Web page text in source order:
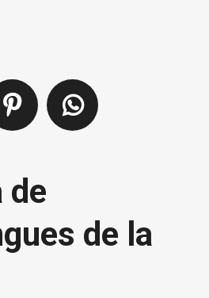
de
de la